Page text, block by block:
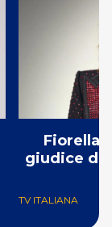
Fiorella
giudice di
TV ITALIANA